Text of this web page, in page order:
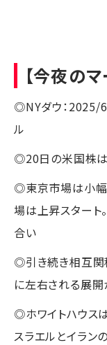
【今夜の
◎NYダウ：
ル
◎20日の米国株
◎東京市場は小幅
場は上昇スター
合い
◎引き続き相互関
に左右される展開
◎ホワイトハウス
スラエルとイラン